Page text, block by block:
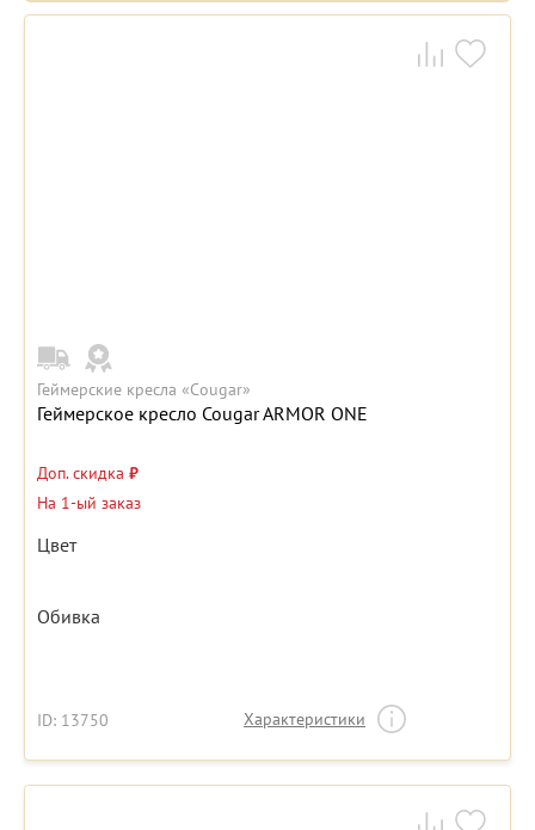
Геймерские кресла «Cougar»
Геймерское кресло Cougar ARMOR ONE
Доп. скидка ₽
На 1-ый заказ
Цвет
Обивка
ID: 13750 Характеристики